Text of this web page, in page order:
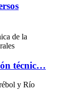
técnic…